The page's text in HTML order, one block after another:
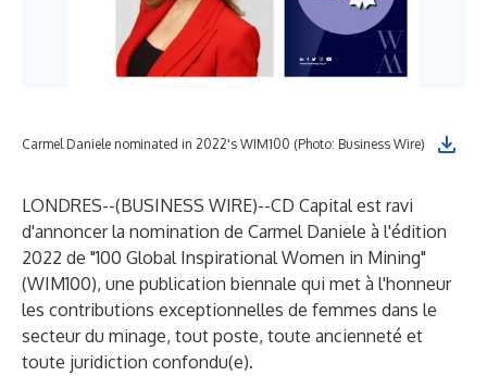
Carmel Daniele nominated in 2022's WIM100 (Photo: Business Wire)
LONDRES--(BUSINESS WIRE)--CD Capital est ravi
d'annoncer la nomination de Carmel Daniele à l'édition
2022 de "100 Global Inspirational Women in Mining"
(WIM100), une publication biennale qui met à l'honneur
les contributions exceptionnelles de femmes dans le
secteur du minage, tout poste, toute ancienneté et
toute juridiction confondu(e).